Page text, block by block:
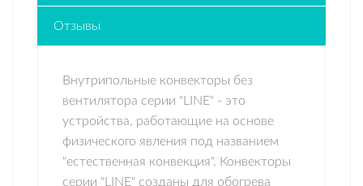
Отзывы
Внутрипольные конвекторы без
вентилятора серии "LINE" - это
устройства, работающие на основе
физического явления под названием
"естественная конвекция". Конвекторы
серии "LINE" созданы для обогрева